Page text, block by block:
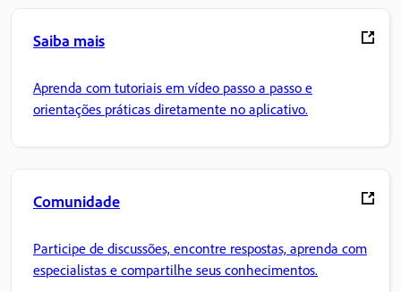
Saiba mais
Aprenda com tutoriais em vídeo passo a passo e
orientações práticas diretamente no aplicativo.
Comunidade
Participe de discussões, encontre respostas, aprenda com
especialistas e compartilhe seus conhecimentos.